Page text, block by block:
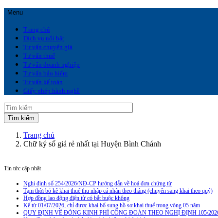
Menu
Trang chủ
Dịch vụ nổi bật
Tư vấn chuyển giá
Tư vấn thuế
Tư vấn doanh nghiệp
Tư vấn bảo hiểm
Tư vấn kế toán
Giấy phép hành nghề
Trang chủ
Chữ ký số giá rẻ nhất tại Huyện Bình Chánh
Tin tức cập nhật
Nghị định số 254/2026/NĐ-CP hướng dẫn về hoá đơn chứng từ
Tạm thời bỏ kê khai thuế thu nhập cá nhân theo tháng (chuyển sang khai theo quý)
Hợp đồng lao động điện tử có bắt buộc không
Kể từ 01/07/2026, chỉ được khai bổ sung hồ sơ khai thuế trong vòng 05 năm
QUY ĐỊNH VỀ ĐÓNG KINH PHÍ CÔNG ĐOÀN THEO NGHỊ ĐỊNH 105/